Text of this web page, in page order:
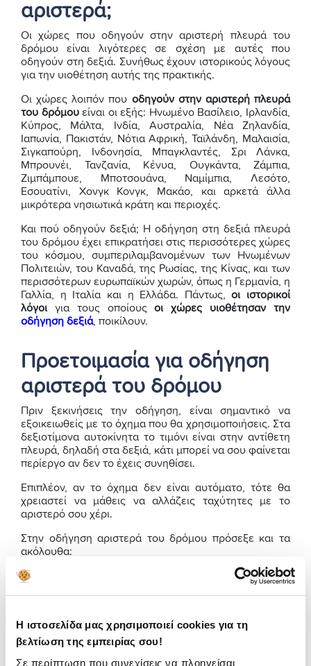
Η ιστοσελίδα μας χρησιμοποιεί cookies για τη
βελτίωση της εμπειρίας σου!
Σε περίπτωση που συνεχίσεις να πλοηγείσαι
αριστερά;
Οι χώρες που οδηγούν στην αριστερή πλευρά του
δρόμου είναι λιγότερες σε σχέση με αυτές που
οδηγούν στη δεξιά. Συνήθως έχουν ιστορικούς λόγους
για την υιοθέτηση αυτής της πρακτικής.
Οι χώρες λοιπόν που οδηγούν στην αριστερή πλευρά
του δρόμουείναι οι εξής: Ηνωμένο Βασίλειο, Ιρλανδία,
Κύπρος, Μάλτα, Ινδία, Αυστραλία, Νέα Ζηλανδία,
Ιαπωνία, Πακιστάν, Νότια Αφρική, Ταϊλάνδη, Μαλαισία,
Σιγκαπούρη, Ινδονησία, Μπαγκλαντές, Σρι Λάνκα,
Μπρουνέι, Τανζανία, Κένυα, Ουγκάντα, Ζάμπια,
Ζιμπάμπουε, Μποτσουάνα, Ναμίμπια, Λεσότο,
Εσουατίνι, Χονγκ Κονγκ, Μακάο, και αρκετά άλλα
μικρότερα νησιωτικά κράτη και περιοχές.
Και πού οδηγούν δεξιά; Η οδήγηση στη δεξιά πλευρά
του δρόμου έχει επικρατήσει στις περισσότερες χώρες
του κόσμου, συμπεριλαμβανομένων των Ηνωμένων
Πολιτειών, του Καναδά, της Ρωσίας, της Κίνας, και των
περισσότερων ευρωπαϊκών χωρών, όπως η Γερμανία, η
Γαλλία, η Ιταλία και η Ελλάδα. Πάντως,οι ιστορικοί
λόγοι για τους οποίουςοι χώρες
υιοθέτησαν την
οδήγηση δεξιά, ποικίλουν.
Προετοιμασία για οδήγηση
αριστερά του δρόμου
Πριν ξεκινήσεις την οδήγηση, είναι σημαντικό να
εξοικειωθείς με το όχημα που θα χρησιμοποιήσεις. Στα
δεξιοτίμονα αυτοκίνητα το τιμόνι είναι στην αντίθετη
πλευρά, δηλαδή στα δεξιά, κάτι μπορεί να σου φαίνεται
περίεργο αν δεν το έχεις συνηθίσει.
Επιπλέον, αν το όχημα δεν είναι αυτόματο, τότε θα
χρειαστεί να μάθεις να αλλάζεις ταχύτητες με το
αριστερό σου χέρι.
Στην οδήγηση αριστερά του δρόμου πρόσεξε και τα
ακόλουθα:
Όταν παίρνεις μία στροφή, θα χρειάζεται να
κοιτάς πρώτα δεξιά και μετά αριστερά.
ακολούθα τα όρια ταχύτητας.
Η στάθμευση από την αντίθετη πλευρά μπορεί να
είναι δυσκολότερη, αλλά με εξάσκηση θα τα